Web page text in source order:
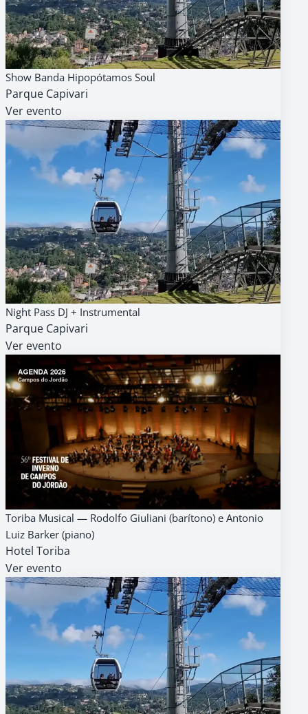
09
15h
AGENDA
GRATUITO
Show Banda Hipopótamos Soul
Parque Capivari
Ver evento
09
AGO
18h
AGENDA
GRATUITO
Night Pass DJ + Instrumental
Parque Capivari
Ver evento
14
18h
AGENDA
GRATUITO
Toriba Musical — Rodolfo Giuliani (barítono) e Antonio
Luiz Barker (piano)
Hotel Toriba
Ver evento